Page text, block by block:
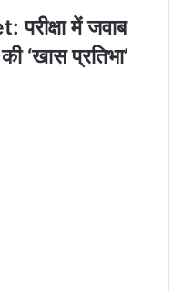
में जवाब
‘खास प्रतिभा’